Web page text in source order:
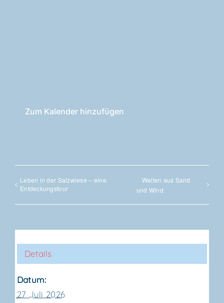
Zum Kalender hinzufügen
Leben in der Salz­wie­se – eine
Entdeckungstour
Wel­ten aus Sand
und Wind
Details
Datum:
27 Juli 2026